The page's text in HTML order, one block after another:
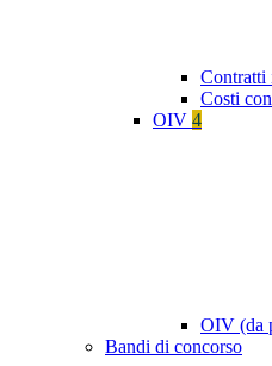
Contratti
Costi
OIV 4
OIV (da
Bandi di concorso